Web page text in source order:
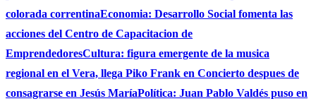
colorada correntinaEconomia: Desarrollo Social fomenta las
acciones del Centro de Capacitacion de
EmprendedoresCultura: figura emergente de la musica
regional en el Vera, llega Piko Frank en Concierto despues de
consagrarse en Jesús MaríaPolítica: Juan Pablo Valdés puso en